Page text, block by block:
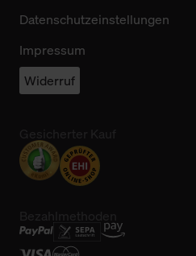
Datenschutzeinstellungen
Impressum
Widerruf